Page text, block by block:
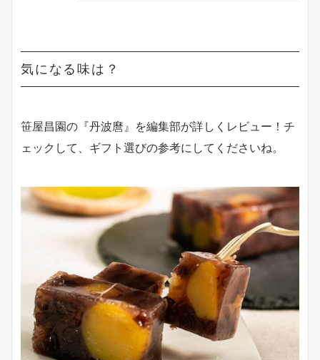
気になる味は？
笹屋昌園の『丹波麿』を編集部が詳しくレビュー！チ
ェックして、ギフト選びの参考にしてくださいね。